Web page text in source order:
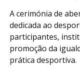
A cerimónia de
dedicada ao
participantes,
promoção da
prática desportiva.